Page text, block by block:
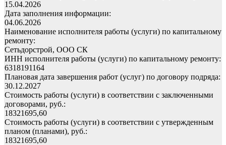
15.04.2026
Дата заполнения информации:
04.06.2026
Наименование исполнителя работы (услуги) по капитальному
ремонту:
Сетьдорстрой, ООО СК
ИНН исполнителя работы (услуги) по капитальному ремонту:
6318191164
Плановая дата завершения работ (услуг) по договору подряда:
30.12.2027
Стоимость работы (услуги) в соответствии с заключенными
договорами, руб.:
18321695,60
Стоимость работы (услуги) в соответствии с утвержденным
планом (планами), руб.:
18321695,60